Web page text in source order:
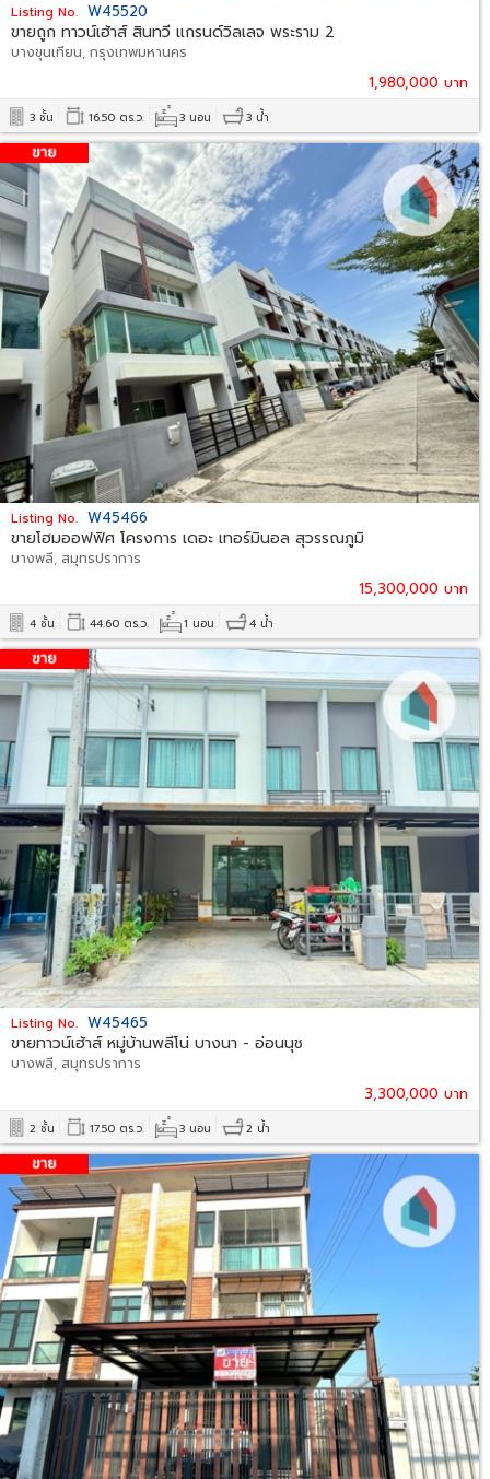
Listing No. W45520
ขายถูก ทาวน์เฮ้าส์ สินทวี แกรนด์วิลเลจ พระราม 2
บางขุนเทียน, กรุงเทพมหานคร
1,980,000 บาท
3 ชั้น 16.50 ตร.ว. 3 นอน 3 น้ำ
Listing No. W45466
ขายโฮมออฟฟิศ โครงการ เดอะ เทอร์มินอล สุวรรณภูมิ
บางพลี, สมุทรปราการ
15,300,000 บาท
4 ชั้น 44.60 ตร.ว. 1 นอน 4 น้ำ
Listing No. W45465
ขายทาวน์เฮ้าส์ หมู่บ้านพลีโน่ บางนา - อ่อนนุช
บางพลี, สมุทรปราการ
3,300,000 บาท
2 ชั้น 17.50 ตร.ว. 3 นอน 2 น้ำ